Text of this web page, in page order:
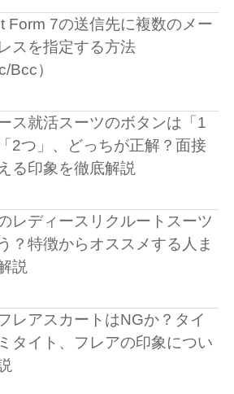
Form 7の送信先に複数のメー
スを指定する方法
Bcc）
ス就活スーツのボタンは「1
2つ」、どっちが正解？面接
る印象を徹底解説
レディースリクルートスーツ
？特徴からオススメする人ま
説
レアスカートはNGか？タイ
タイト、フレアの印象につい